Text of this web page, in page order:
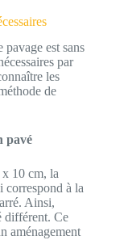
est sans
par
les
de
pavé
x 10 cm, la
correspond à la
Ainsi,
différent. Ce
aménagement